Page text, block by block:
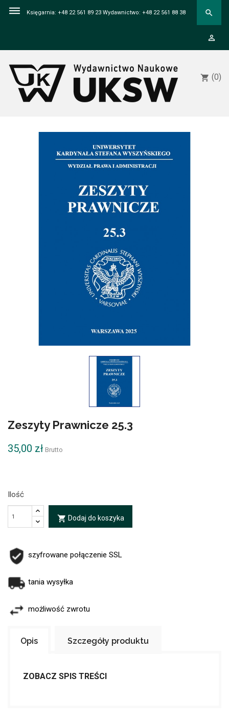
dehaze Księgarnia: +48 22 561 89 23 Wydawnictwo: +48 22 561 88 38 search
person_outline
shopping_cart (0)
Zeszyty Prawnicze 25.3
35,00 zł Brutto
Ilość
local_grocery_store Dodaj do koszyka
szyfrowane połączenie SSL
tania wysyłka
możliwość zwrotu
Opis Szczegóły produktu
ZOBACZ SPIS TREŚCI